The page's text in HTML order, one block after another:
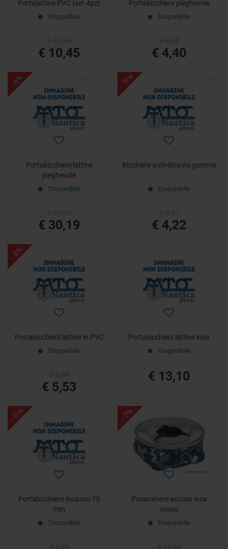
Portalattine PVC (set 4pz)
Disponibile
€ 10,45
Portabicchiere pieghevole
Disponibile
€ 4,40
- 6%
Portabicchieri/lattine
pieghevole
Disponibile
€ 30,19
- 21%
Bicchiere antivibrante gomma
Disponibile
€ 4,22
- 8%
Portabicchieri/lattine in PVC
Disponibile
€ 5,53
Portabicchieri/lattine inox
Disponibile
€ 13,10
- 15%
Portabicchiere incasso 75
mm
Disponibile
- 7%
Posacenere acciaio inox
rosso
Disponibile